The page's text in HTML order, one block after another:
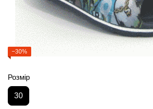
−30%
Розмір
30